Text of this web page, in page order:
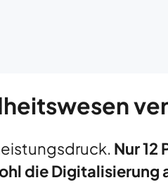
Nur 12
die Digitalisierung